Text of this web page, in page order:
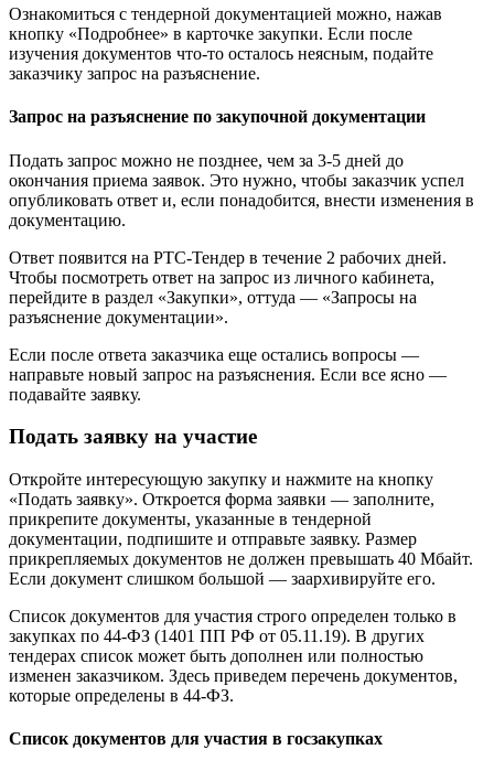
Ознакомиться с тендерной документацией можно, нажав
кнопку «Подробнее» в карточке закупки. Если после
изучения документов что-то осталось неясным, подайте
заказчику запрос на разъяснение.
Запрос на разъяснение по закупочной документации
Подать запрос можно не позднее, чем за 3-5 дней до
окончания приема заявок. Это нужно, чтобы заказчик успел
опубликовать ответ и, если понадобится, внести изменения в
документацию.
Ответ появится на РТС-Тендер в течение 2 рабочих дней.
Чтобы посмотреть ответ на запрос из личного кабинета,
перейдите в раздел «Закупки», оттуда — «Запросы на
разъяснение документации».
Если после ответа заказчика еще остались вопросы —
направьте новый запрос на разъяснения. Если все ясно —
подавайте заявку.
Подать заявку на участие
Откройте интересующую закупку и нажмите на кнопку
«Подать заявку». Откроется форма заявки — заполните,
прикрепите документы, указанные в тендерной
документации, подпишите и отправьте заявку. Размер
прикрепляемых документов не должен превышать 40 Мбайт.
Если документ слишком большой — заархивируйте его.
Список документов для участия строго определен только в
закупках по 44-ФЗ (1401 ПП РФ от 05.11.19). В других
тендерах список может быть дополнен или полностью
изменен заказчиком. Здесь приведем перечень документов,
которые определены в 44-ФЗ.
Список документов для участия в госзакупках